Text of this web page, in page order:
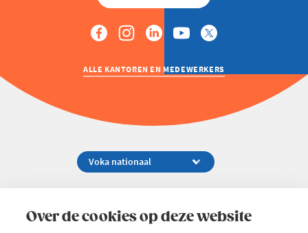
Over de cookies op deze website
ALLE KANTOREN EN MEDEWERKERS
02 229 81 11